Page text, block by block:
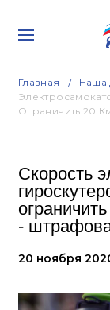
Главная Наша
Ограничить 20
Скорость
-
20 ноября